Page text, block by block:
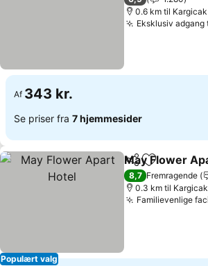
0.6 km til Kargicak
Eksklusiv adgang
Af 343 kr.
Se priser fra 7 hjemmesider
Populært valg
Del Føj til
May Flower
8,7 Fremragende
0.3 km til Kargicak
Familievenlige